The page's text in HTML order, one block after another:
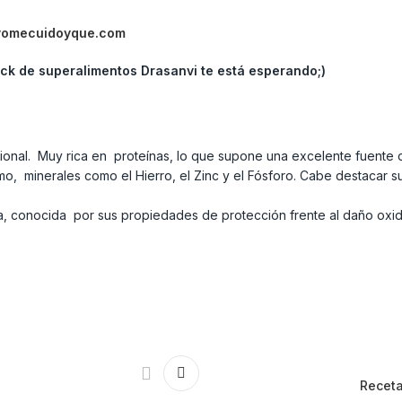
de superalimentos Drasanvi te está esperando;)
Muy rica en proteínas, lo que supone una excelente fuente
minerales como el Hierro, el Zinc y el Fósforo. Cabe destacar
conocida por sus propiedades de protección frente al daño